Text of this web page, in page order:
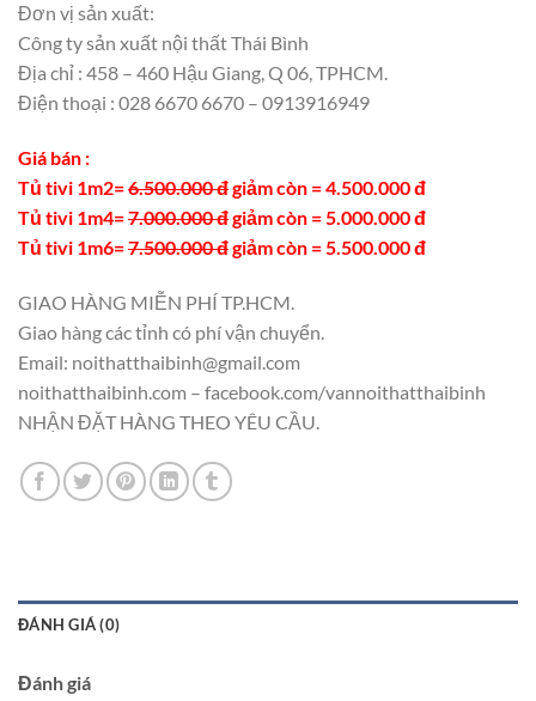
Đơn vị sản xuất:
Công ty sản xuất nội thất Thái Bình
Địa chỉ : 458 – 460 Hậu Giang, Q 06, TPHCM.
Điện thoại : 028 6670 6670 – 0913916949
Giá bán :
Tủ tivi 1m2=6.500.000 đgiảm còn = 4.500.000 đ
Tủ tivi 1m4=7.000.000 đgiảm còn = 5.000.000 đ
Tủ tivi 1m6=7.500.000 đgiảm còn = 5.500.000 đ
GIAO HÀNG MIỄN PHÍ TP.HCM.
Giao hàng các tỉnh có phí vận chuyển.
Email: noithatthaibinh@gmail.com
noithatthaibinh.com – facebook.com/vannoithatthaibinh
NHẬN ĐẶT HÀNG THEO YÊU CẦU.
ĐÁNH GIÁ (0)
Đánh giá